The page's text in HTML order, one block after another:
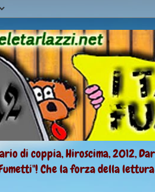
di coppia, Hiroscima, 2012,
Che la forza della